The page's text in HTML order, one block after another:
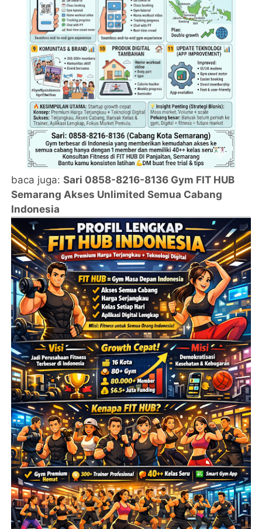
baca juga:Sari 0858-8216-8136 Gym FIT HUB
Semarang Akses Unlimited Semua Cabang
Indonesia